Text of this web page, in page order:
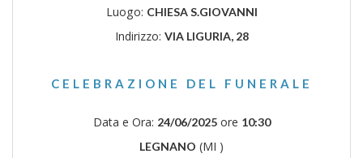
Luogo: CHIESA S.GIOVANNI
Indirizzo: VIA LIGURIA, 28
CELEBRAZIONE DEL FUNERALE
Data e Ora: 24/06/2025ore 10:30
LEGNANO (MI )